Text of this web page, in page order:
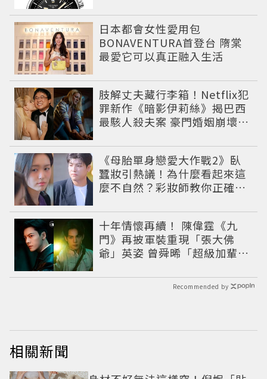
日本都會女性愛用包
BONAVENTURA首登台 隋棠
最愛它可以真正融入生活
肢解丈夫藏行李箱！Netflix犯
罪新作《暗影伊莉絲》揭巴西
最駭人殺夫案 豪門婚姻崩壞釀
《母胎單身戀愛大作戰2》臥
蠶妝引熱議！為什麼看起來這
麼不自然？彩妝師教你正確畫
十年情懷再續！ 陳偉霆《九
門》再披軍裝重現「張大佛
爺」英姿 曾舜晞「超級加輩」
Recommended by
相關新聞